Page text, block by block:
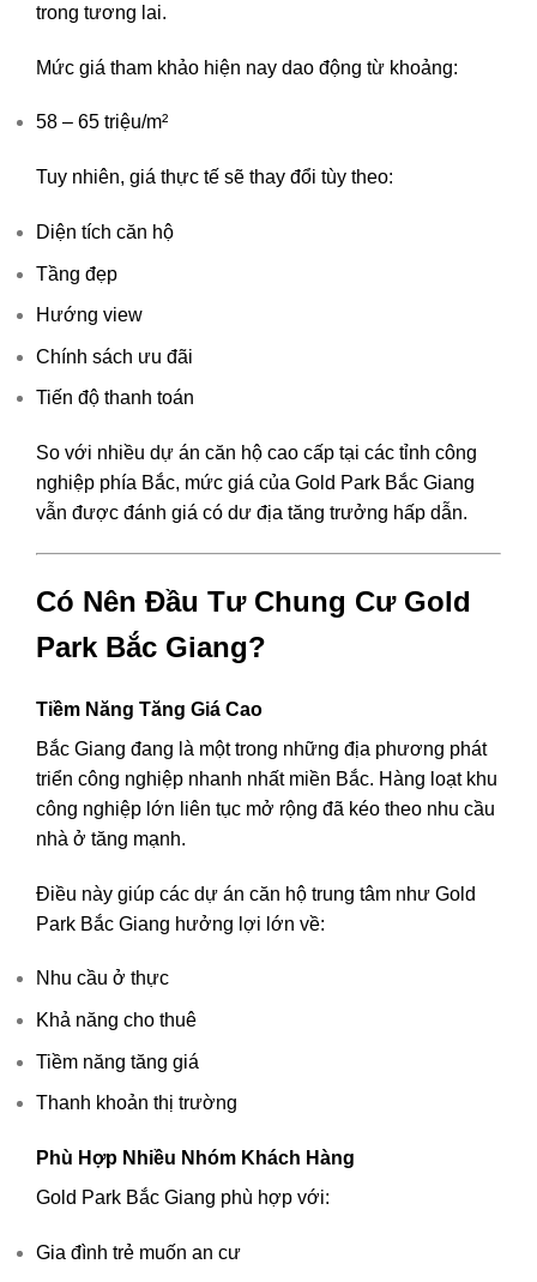
trong tương lai.
Mức giá tham khảo hiện nay dao động từ khoảng:
58 – 65 triệu/m²
Tuy nhiên, giá thực tế sẽ thay đổi tùy theo:
Diện tích căn hộ
Tầng đẹp
Hướng view
Chính sách ưu đãi
Tiến độ thanh toán
So với nhiều dự án căn hộ cao cấp tại các tỉnh công
nghiệp phía Bắc, mức giá của Gold Park Bắc Giang
vẫn được đánh giá có dư địa tăng trưởng hấp dẫn.
Có Nên Đầu Tư Chung Cư Gold
Park Bắc Giang?
Tiềm Năng Tăng Giá Cao
Bắc Giang đang là một trong những địa phương phát
triển công nghiệp nhanh nhất miền Bắc. Hàng loạt khu
công nghiệp lớn liên tục mở rộng đã kéo theo nhu cầu
nhà ở tăng mạnh.
Điều này giúp các dự án căn hộ trung tâm như Gold
Park Bắc Giang hưởng lợi lớn về:
Nhu cầu ở thực
Khả năng cho thuê
Tiềm năng tăng giá
Thanh khoản thị trường
Phù Hợp Nhiều Nhóm Khách Hàng
Gold Park Bắc Giang phù hợp với:
Gia đình trẻ muốn an cư